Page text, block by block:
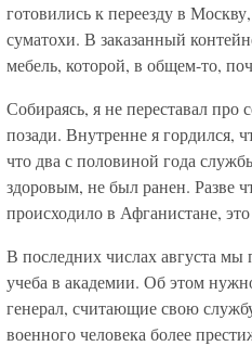
готовились к переезду в
суматохи. В заказанный
мебель, которой, в общем-то,
Собираясь, я не переставал про
позади. Внутренне я гордился,
что два с половиной года
здоровым, не был ранен. Разве
происходило в Афганистане,
В последних числах августа мы
учеба в академии. Об этом
генерал, считающие свою
военного человека более